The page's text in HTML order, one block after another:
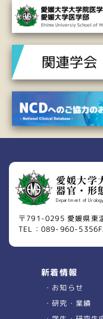
愛媛大学
器官・形
Department of
〒791-0295 愛媛県東
TEL：089-960-5356
新着情報
お知らせ
研究・業績